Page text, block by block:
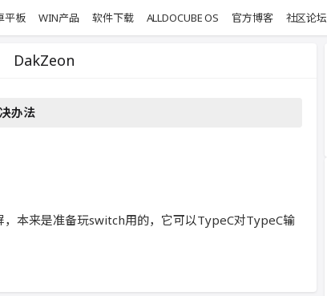
平板 WIN产品 软件下载 ALLDOCUBE OS 官方博客 社区论坛
DakZeon
办法
本来是准备玩switch用的，它可以TypeC对TypeC输